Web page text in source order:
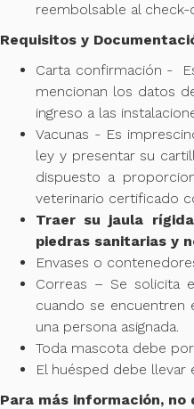
reembolsable al
Requisitos y
Carta confirmación -
mencionan los datos
ingreso a las
Vacunas - Es
ley y presentar su
dispuesto a
veterinario certificado
Traer su jaula
piedras sanitarias y
Envases o
Correas – Se solicita
cuando se encuentren
una persona asignada.
Toda mascota debe
El huésped debe llevar
Para más información,